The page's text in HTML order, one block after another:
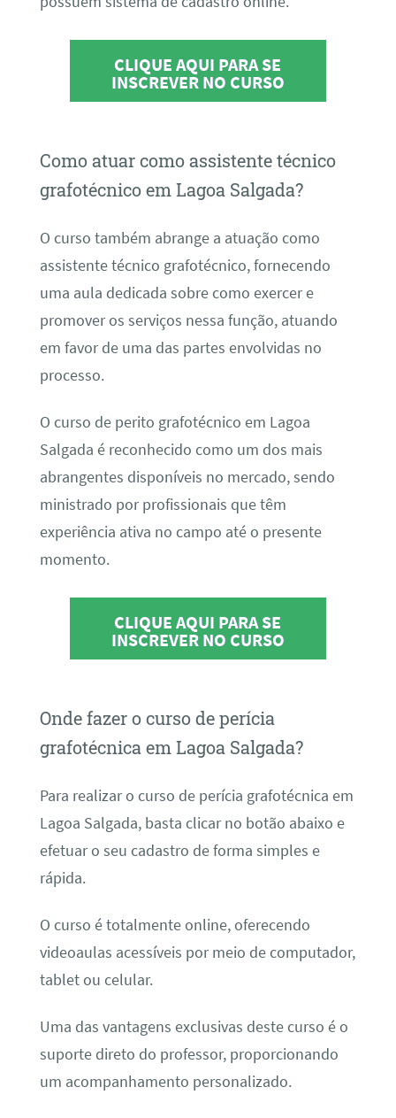
CLIQUE AQUI PARA SE
INSCREVER NO CURSO
Como atuar como assistente técnico
grafotécnico em Lagoa Salgada?
O curso também abrange a atuação como
assistente técnico grafotécnico, fornecendo
uma aula dedicada sobre como exercer e
promover os serviços nessa função, atuando
em favor de uma das partes envolvidas no
processo.
O curso de perito grafotécnico em Lagoa
Salgada é reconhecido como um dos mais
abrangentes disponíveis no mercado, sendo
ministrado por profissionais que têm
experiência ativa no campo até o presente
momento.
CLIQUE AQUI PARA SE
INSCREVER NO CURSO
Onde fazer o curso de perícia
grafotécnica em Lagoa Salgada?
Para realizar o curso de perícia grafotécnica em
Lagoa Salgada, basta clicar no botão abaixo e
efetuar o seu cadastro de forma simples e
rápida.
O curso é totalmente online, oferecendo
videoaulas acessíveis por meio de computador,
tablet ou celular.
Uma das vantagens exclusivas deste curso é o
suporte direto do professor, proporcionando
um acompanhamento personalizado.